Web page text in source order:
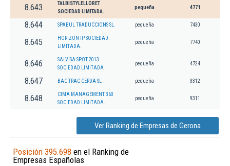
8.643
TALBISTYLELLORET
SOCIEDAD LIMITADA.
pequeña 4771
8.644 SPABUL TRADUCCIONS SL. pequeña 7430
8.645
HORIZON IP SOCIEDAD
LIMITADA.
pequeña 7740
8.646
SALVISA SPOT 2013
SOCIEDAD LIMITADA
pequeña 4724
8.647 BAC TRAC CERDA SL pequeña 3312
8.648
CIMA MANAGEMENT 360
SOCIEDAD LIMITADA.
pequeña 9311
Ver Ranking de Empresas de Gerona
Posición 395.698 en el Ranking de
Empresas Españolas